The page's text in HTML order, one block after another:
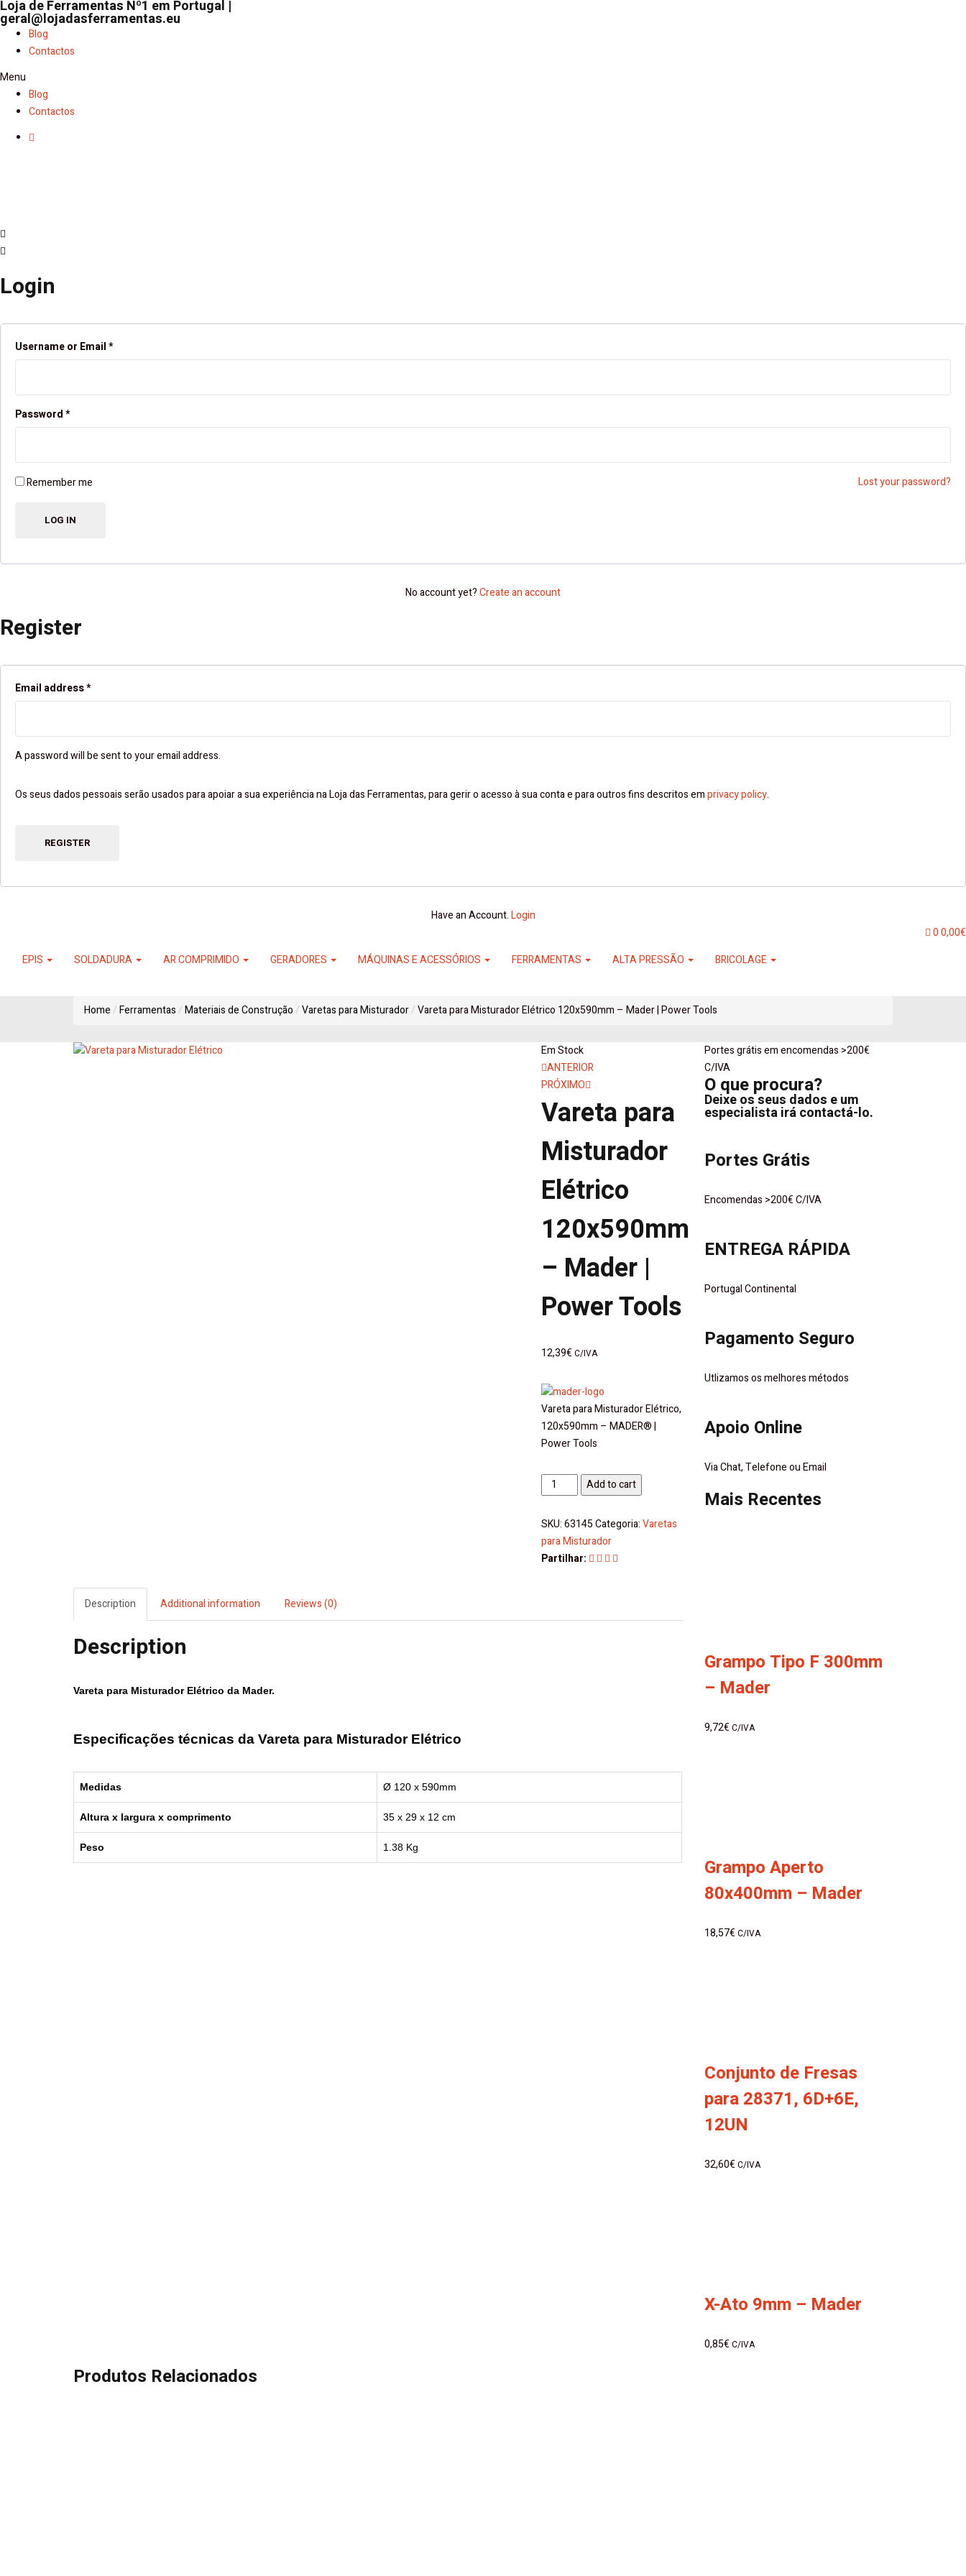
Loja de Ferramentas Nº1 em Portugal |
geral@lojadasferramentas.eu
Blog
Contactos
Menu
Blog
Contactos
Login
Username or Email*
Password*
Remember me Lost your password?
No account yet?Create an account
Register
Email address*
A password will be sent to your email address.
Os seus dados pessoais serão usados ​​para apoiar a sua experiência na Loja das Ferramentas, para gerir o acesso à sua conta e para outros fins descritos emprivacy policy.
REGISTER
Have an Account.Login
00,00€
EPIS
SOLDADURA AR COMPRIMIDO GERADORES MÁQUINAS E ACESSÓRIOS FERRAMENTAS ALTA PRESSÃO BRICOLAGE
Home Ferramentas Materiais de Construção Varetas para Misturador Vareta para Misturador Elétrico 120x590mm – Mader | Power Tools
Em Stock
Navegação
de
artigos
ANTERIOR
PRÓXIMO
Vareta para
Misturador
Elétrico
120x590mm
– Mader |
Power Tools
12,39€ C/IVA
Vareta para Misturador Elétrico,
120x590mm – MADER® |
Power Tools
Vareta
para
Misturador
Elétrico
120x590mm
Power
Add to cart
SKU:63145 Categoria: Varetas
para Misturador
Partilhar:
Description Additional information Reviews (0)
Description
Vareta para Misturador Elétrico da Mader.
Especificações técnicas da Vareta para Misturador Elétrico
Medidas Ø 120 x 590mm
Altura x largura x comprimento 35 x 29 x 12 cm
Peso 1.38 Kg
Portes grátis em encomendas >200€
C/IVA
O que procura?
Deixe os seus dados e um
especialista irá contactá-lo.
Portes Grátis
Encomendas >200€ C/IVA
ENTREGA RÁPIDA
Portugal Continental
Pagamento Seguro
Utlizamos os melhores métodos
Apoio Online
Via Chat, Telefone ou Email
Mais Recentes
Grampo Tipo F 300mm
– Mader
9,72€ C/IVA
Grampo Aperto
80x400mm – Mader
18,57€ C/IVA
Conjunto de Fresas
para 28371, 6D+6E,
12UN
32,60€ C/IVA
X-Ato 9mm – Mader
0,85€ C/IVA
Produtos Relacionados